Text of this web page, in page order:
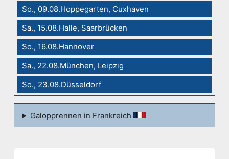
So., 09.08.Hoppegarten, Cuxhaven
Sa., 15.08.Halle, Saarbrücken
So., 16.08.Hannover
Sa., 22.08.München, Leipzig
So., 23.08.Düsseldorf
Galopprennen in Frankreich